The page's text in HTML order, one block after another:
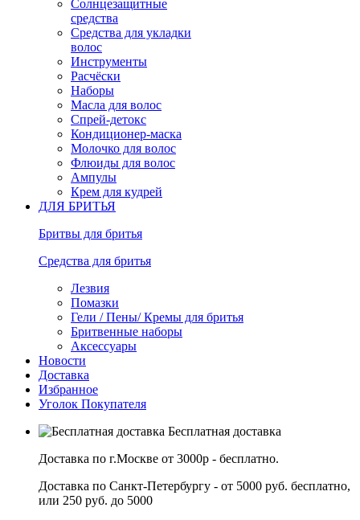
Солнцезащитные
средства
Средства для укладки
волос
Инструменты
Расчёски
Наборы
Масла для волос
Спрей-детокс
Кондиционер-маска
Молочко для волос
Флюиды для волос
Ампулы
Крем для кудрей
ДЛЯ БРИТЬЯ
Бритвы для бритья
Средства для бритья
Лезвия
Помазки
Гели / Пены/ Кремы для бритья
Бритвенные наборы
Аксессуары
Новости
Доставка
Избранное
Уголок Покупателя
Бесплатная доставка
Доставка по г.Москве от 3000р - бесплатно.
Доставка по Санкт-Петербургу - от 5000 руб. бесплатно,
или 250 руб. до 5000